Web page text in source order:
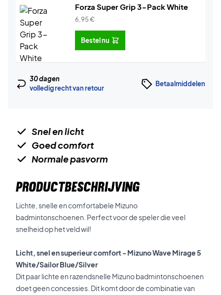
Forza Super Grip 3-Pack White
6,95€
Bestel nu
30 dagen
volledig recht van retour
Betaalmiddelen
Snel en licht
Goed comfort
Normale pasvorm
PRODUCTBESCHRIJVING
Lichte, snelle en comfortabele Mizuno
badmintonschoenen. Perfect voor de speler die veel
snelheid op het veld wil!
Licht, snel en superieur comfort - Mizuno Wave Mirage 5
White/Sailor Blue/Silver
Dit paar lichte en razendsnelle Mizuno badmintonschoenen
doet geen concessies. Dit komt door de combinatie van